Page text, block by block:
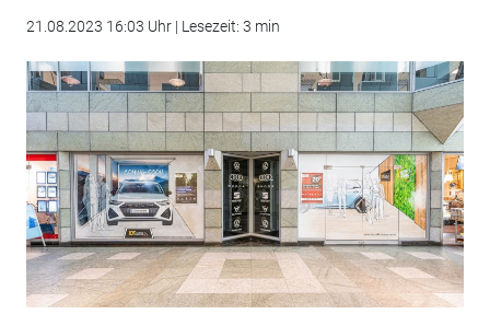
21.08.2023 16:03 Uhr | Lesezeit: 3 min